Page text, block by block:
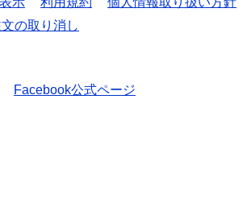
の取り消し
Facebook公式ページ